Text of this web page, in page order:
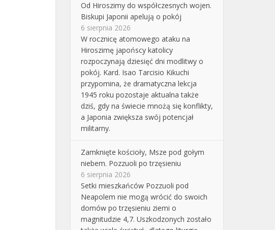
Od Hiroszimy do współczesnych wojen.
Biskupi Japonii apelują o pokój
6 sierpnia 2026
W rocznicę atomowego ataku na
Hiroszimę japońscy katolicy
rozpoczynają dziesięć dni modlitwy o
pokój. Kard. Isao Tarcisio Kikuchi
przypomina, że dramatyczna lekcja
1945 roku pozostaje aktualna także
dziś, gdy na świecie mnożą się konflikty,
a Japonia zwiększa swój potencjał
militarny.
Zamknięte kościoły, Msze pod gołym
niebem. Pozzuoli po trzęsieniu
6 sierpnia 2026
Setki mieszkańców Pozzuoli pod
Neapolem nie mogą wrócić do swoich
domów po trzęsieniu ziemi o
magnitudzie 4,7. Uszkodzonych zostało